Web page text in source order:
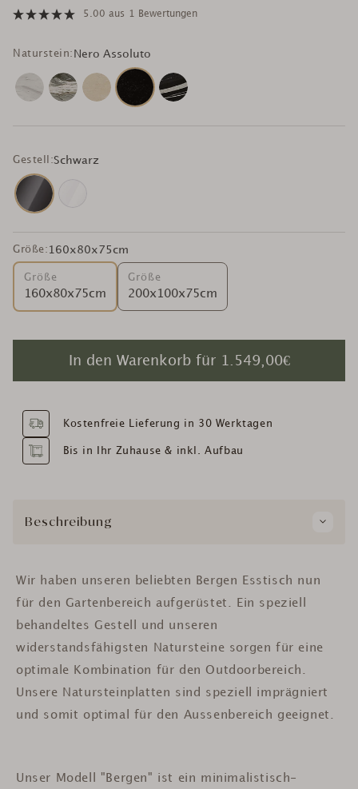
5.00 aus 1 Bewertungen
Naturstein: Nero Assoluto
Gestell:Schwarz
Größe: 160x80x75cm
Größe
160x80x75cm
Größe
200x100x75cm
In den Warenkorb für 1.549,00€
Kostenfreie Lieferung in 30 Werktagen
Bis in Ihr Zuhause & inkl. Aufbau
Beschreibung
Wir haben unseren beliebten Bergen Esstisch nun
für den Gartenbereich aufgerüstet. Ein speziell
behandeltes Gestell und unseren
widerstandsfähigsten Natursteine sorgen für eine
optimale Kombination für den Outdoorbereich.
Unsere Natursteinplatten sind speziell imprägniert
und somit optimal für den Aussenbereich geeignet.
Unser Modell "Bergen" ist ein minimalistisch-